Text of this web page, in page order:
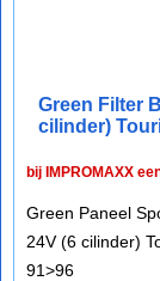
Green Filter
cilinder)
bij IMPROMAXX
Green Paneel
24V (6 cilinder)
91>96